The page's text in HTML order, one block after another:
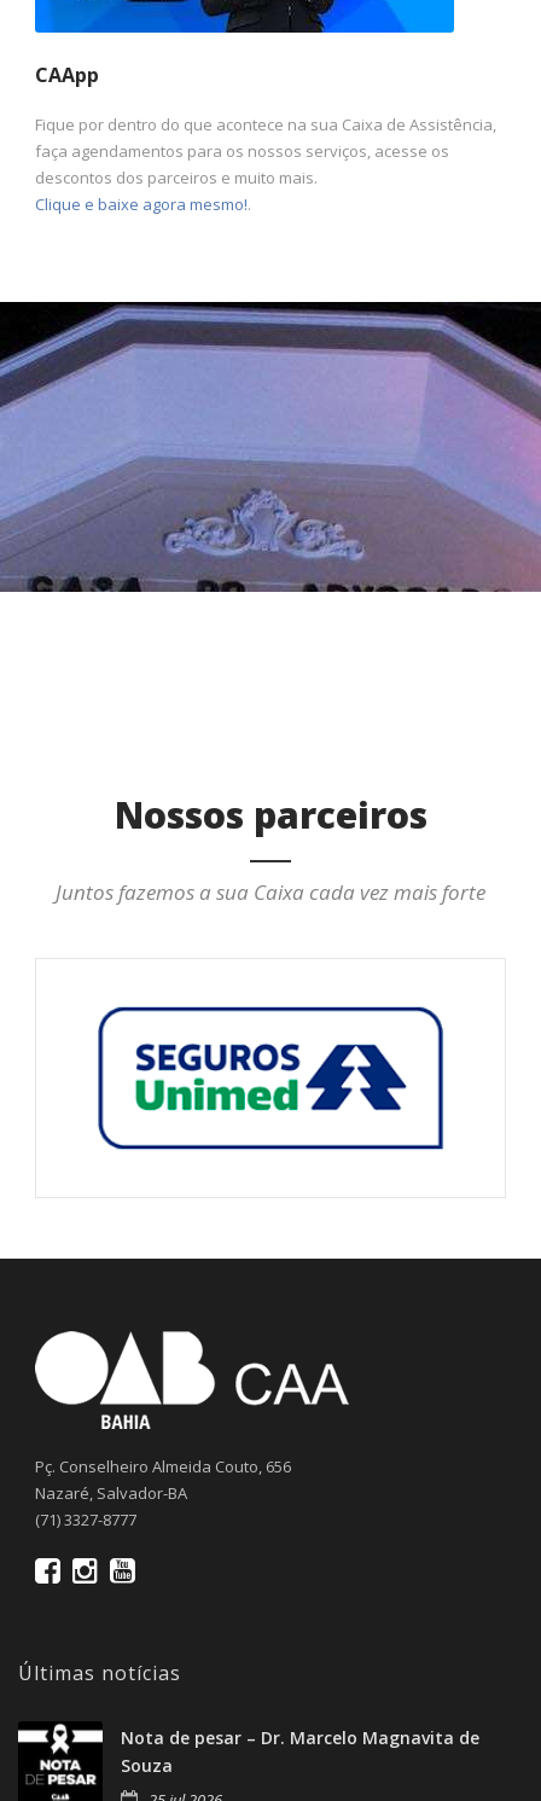
CAApp
Fique por dentro do que acontece na sua Caixa de Assistência,
faça agendamentos para os nossos serviços, acesse os
descontos dos parceiros e muito mais.
Clique e baixe agora mesmo!.
Nossos parceiros
Juntos fazemos a sua Caixa cada vez mais forte
Pç. Conselheiro Almeida Couto, 656
Nazaré, Salvador-BA
(71) 3327-8777
Últimas notícias
Nota de pesar – Dr. Marcelo Magnavita de
Souza